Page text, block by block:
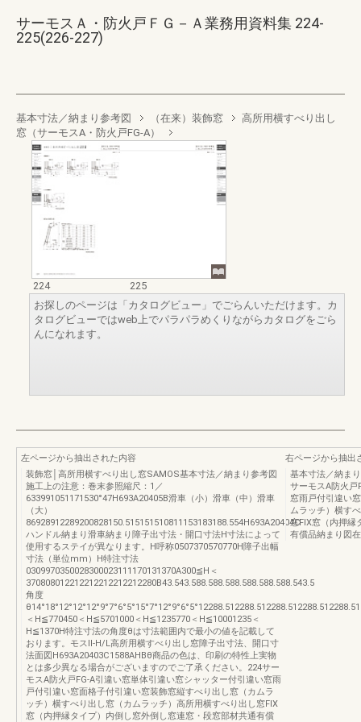
サーモスＡ・防火戸ＦＧ－Ａ業務用資料集 224-
225(226-227)
基本寸法／納まり参考図 （在来）装飾窓
高所用横すべり出し
窓（サーモスA・防火戸FG-A）
224
225
お探しのページは「カタログビュー」でごらんいただけます。カ
タログビューではweb上でパラパラめくりながらカタログをごら
んになれます。
左ページから抽出された内容
装飾窓│高所用横すべり出し窓SAMOS基本寸法／納まり参考図
施工上の注意：巻末参照縮尺：1／
633991051171530°47H693A20405B滑車（小）滑車（中）滑車
（大）
86928912289200828150.515151510811153183188.554H693A20404C
ハンドル納まり滑車納まり障子出寸法・開口寸法H寸法によって
使用するステイが異なります。H呼称0507370570770H障子出幅
寸法（単位mm）H特注寸法
0309970350028300023111170131370A300≦H＜
370808012212212212212212280B43.543.588.588.588.588.588.588.543.5
角度
＜H≦770450＜H≦5701000＜H≦1235770＜H≦10001235＜
H≦1370H特注寸法の角度θは寸法範囲内で最小の値を記載して
おります。モスⅡ-H/L高所用横すべり出し窓障子出寸法、開口寸
法面図H693A20403C1588AHBθ商品の色は、印刷の特性上実物
とは多少異なる場合がございますのでご了承ください。224サー
モスA防火戸FG-A引違い窓単体引違い窓シャッター付引違い窓雨
戸付引違い窓面格子付引違い窓装飾窓縦すべり出し窓（カムラ
ッチ）横すべり出し窓（カムラッチ）高所用横すべり出し窓FIX
窓（内押縁タイプ）内倒し窓外倒し窓連窓・段窓部材共通有償
右ページから抽出
基本寸法／納ま
サーモスA防火戸
窓雨戸付引違い
ムラッチ）横す
窓FIX窓（内押縁
有償品納まり図